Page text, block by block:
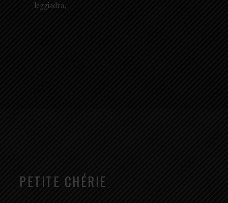
leggiadra,
PETITE CHÉRIE